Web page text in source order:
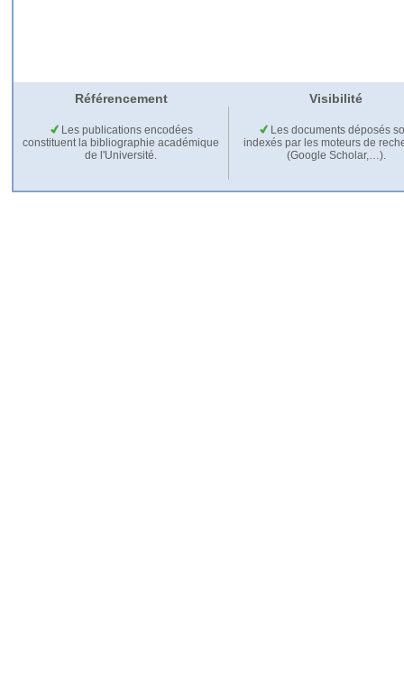
Référencement Visibilité
Les publications encodées
constituent la bibliographie académique
de l'Université.
Les documents déposés
indexés par les moteurs de
(Google Scholar,…).